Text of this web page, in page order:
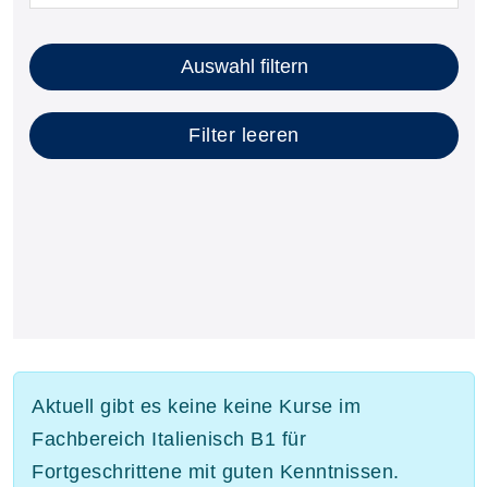
Kursstatus auswählen
Nur neue Kurse anzeigen
Kurse mit freien Plätzen anzeigen
Auswahl filtern
Filter leeren
Aktuell gibt es keine keine Kurse im
Fachbereich Italienisch B1 für
Fortgeschrittene mit guten Kenntnissen.